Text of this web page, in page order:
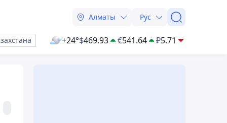
Алматы Рус
+24°$469.93 €541.64 ₽5.71